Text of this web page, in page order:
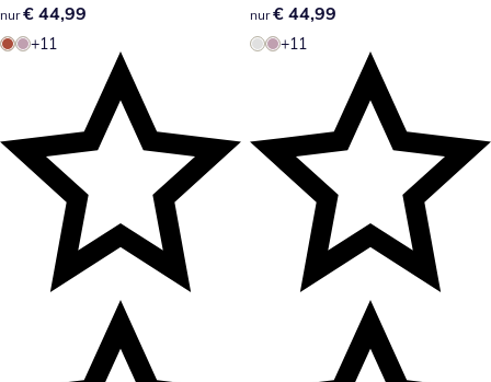
€ 44,99
nur € 44,99
+11
€ 44,99
nur € 44,99
+11